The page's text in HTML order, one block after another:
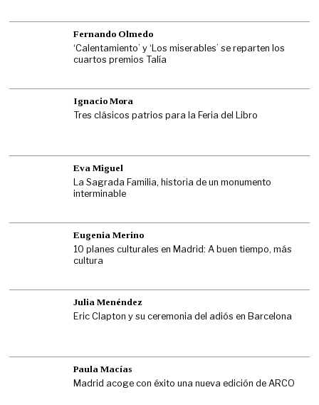
Fernando Olmedo
‘Calentamiento’ y ‘Los miserables’ se reparten los
cuartos premios Talía
Ignacio Mora
Tres clásicos patrios para la Feria del Libro
Eva Miguel
La Sagrada Familia, historia de un monumento
interminable
Eugenia Merino
10 planes culturales en Madrid: A buen tiempo, más
cultura
Julia Menéndez
Eric Clapton y su ceremonia del adiós en Barcelona
Paula Macías
Madrid acoge con éxito una nueva edición de ARCO